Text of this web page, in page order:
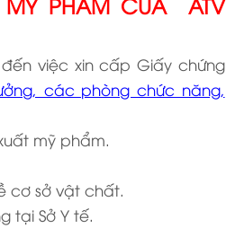
việc xin cấp Giấy chứng
các phòng chức năng,
mỹ phẩm.
cơ sở vật chất.
tại Sở Y tế.